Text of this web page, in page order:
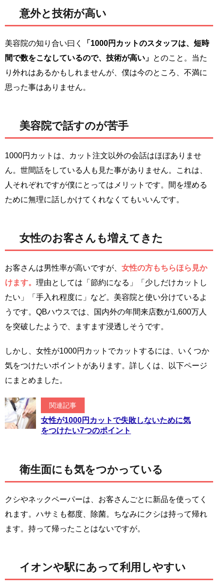
意外と技術が高い
美容院の知り合い曰く
「1000円カットのスタッフは、短時
間で数をこなしているので、技術が高い」 とのこと。当た
り外れはあるかもしれませんが、僕は今のところ、不満に
思った事はありません。
美容院で話すのが苦手
1000円カットは、カット注文以外の会話はほぼありませ
ん。世間話をしている人も見た事がありません。これは、
人それぞれですが僕にとってはメリットです。間を埋める
ために無理に話しかけてくれなくてもいいんです。
女性のお客さんも増えてきた
お客さんは男性率が高いですが、 女性の方もちらほら見か
けます。 理由としては「節約になる」「少しだけカットし
たい」「手入れ程度に」など。美容院と使い分けているよ
うです。QBハウスでは、国内外の年間来店数が1,600万人
を突破したようで、ますます浸透しそうです。
しかし、女性が1000円カットでカットするには、いくつか
気をつけたいポイントがあります。詳しくは、以下ページ
にまとめました。
関連記事
女性が1000円カットで失敗しないために気
をつけたい7つのポイント
衛生面にも気をつかっている
クシやネックペーパーは、お客さんごとに新品を使ってく
れます。ハサミも都度、除菌。ちなみにクシは持って帰れ
ます。持って帰ったことはないですが。
イオンや駅にあって利用しやすい